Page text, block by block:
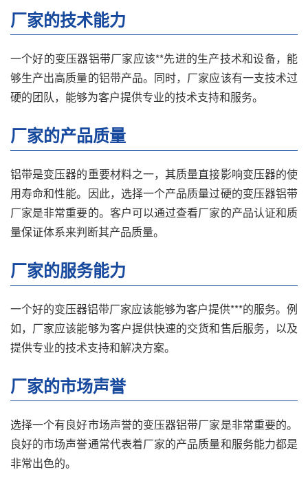
厂家的技术能力
一个好的变压器铝带厂家应该**先进的生产技术和设备，能
够生产出高质量的铝带产品。同时，厂家应该有一支技术过
硬的团队，能够为客户提供专业的技术支持和服务。
厂家的产品质量
铝带是变压器的重要材料之一，其质量直接影响变压器的使
用寿命和性能。因此，选择一个产品质量过硬的变压器铝带
厂家是非常重要的。客户可以通过查看厂家的产品认证和质
量保证体系来判断其产品质量。
厂家的服务能力
一个好的变压器铝带厂家应该能够为客户提供***的服务。例
如，厂家应该能够为客户提供快速的交货和售后服务，以及
提供专业的技术支持和解决方案。
厂家的市场声誉
选择一个有良好市场声誉的变压器铝带厂家是非常重要的。
良好的市场声誉通常代表着厂家的产品质量和服务能力都是
非常出色的。